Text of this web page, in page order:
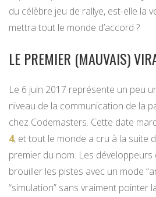
du célèbre jeu de rallye, est-elle la
mettra tout le monde d’accord ?
LE PREMIER (MAUVAIS)
Le 6 juin 2017 représente un peu
niveau de la communication de la
chez Codemasters. Cette date
4, et tout le monde a cru à la suite
premier du nom. Les
brouiller les pistes avec un mode
“simulation” sans vraiment pointer